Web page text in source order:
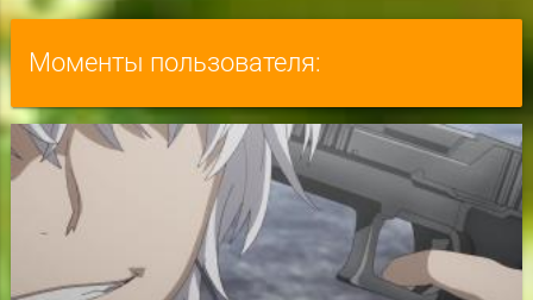
Моменты пользователя: